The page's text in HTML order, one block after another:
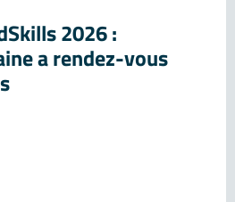
2026 :
a rendez-vous